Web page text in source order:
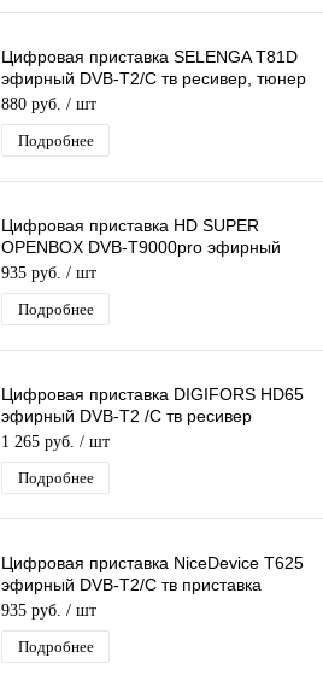
Цифровая приставка SELENGA T81D
эфирный DVB-T2/C тв ресивер, тюнер
бесплатного IPTV, медиаплеер
880 руб. / шт
Подробнее
Цифровая приставка HD SUPER
OPENBOX DVB-T9000pro эфирный
DVB-T2/C тв приставка, тв тюнер,
медиаплеер
935 руб. / шт
Подробнее
Цифровая приставка DIGIFORS HD65
эфирный DVB-T2 /C тв ресивер
бесплатное тв TV-тюнер медиаплеер
IPTV
1 265 руб. / шт
Подробнее
Цифровая приставка NiceDevice T625
эфирный DVB-T2/C тв приставка
бесплатное тв тюнер медиаплеер
935 руб. / шт
Подробнее